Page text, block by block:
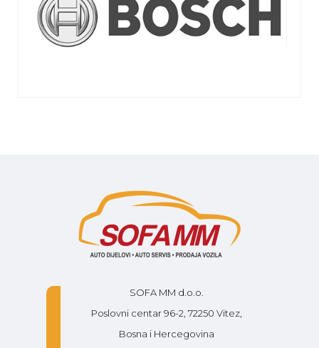
SOFA MM d.o.o.
Poslovni centar 96-2, 72250 Vitez,
Bosna i Hercegovina